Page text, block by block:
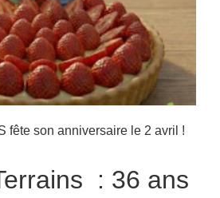
fête son anniversaire le 2 avril !
: 36 ans